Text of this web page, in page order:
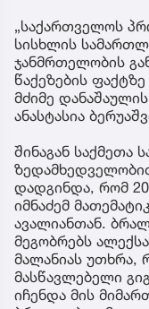
„საქართველოს
სისხლის
ჯანმრთელობის
წაქეზების
მძიმე
ანასტასია
შინაგან საქმეთა
დადგინდა, რომ
იმნაძემ
ავალიანთან.
მეგობრებს
მალანიას უთხრა,
მასწავლებელი
იჩენდა მის